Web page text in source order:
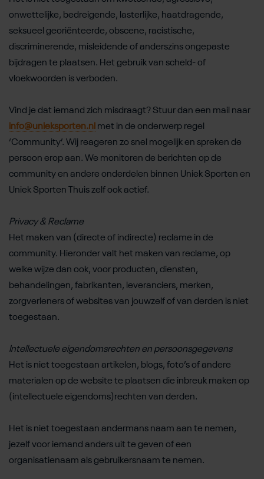
onwettelijke, bedreigende, lasterlijke, haatdragende,
seksueel georiënteerde, obscene, racistische,
discriminerende, misleidende of anderszins ongepaste
bijdragen te plaatsen. Het gebruik van scheld- of
vloekwoorden is verboden.
Vind je dat iemand zich misdraagt? Stuur dan een mail naar
info@unieksporten.nl met in de onderwerp regel
‘Community’. Wij reageren zo snel mogelijk en spreken de
persoon erop aan. We monitoren de berichten op de
community en andere onderdelen binnen Uniek Sporten en
Uniek Sporten Thuis zelf ook actief.
Privacy & Reclame
Het maken van (directe of indirecte) reclame in de
community. Hieronder valt het maken van reclame, op
welke wijze dan ook, voor producten, diensten,
behandelingen, fabrikanten, leveranciers, merken,
zorgverleners of websites van jouwzelf of van derden is niet
toegestaan.
Intellectuele eigendomsrechten en persoonsgegevens
Het is niet toegestaan artikelen, blogs, foto’s of andere
materialen op de website te plaatsen die inbreuk maken op
(intellectuele eigendoms)rechten van derden.
Het is niet toegestaan andermans naam aan te nemen,
jezelf voor iemand anders uit te geven of een
organisatienaam als gebruikersnaam te nemen.